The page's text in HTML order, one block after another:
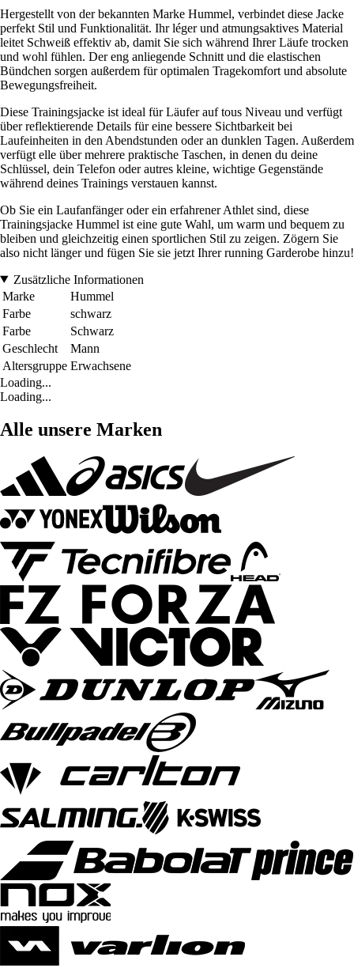
Hergestellt von der bekannten Marke Hummel, verbindet diese Jacke
perfekt Stil und Funktionalität. Ihr léger und atmungsaktives Material
leitet Schweiß effektiv ab, damit Sie sich während Ihrer Läufe trocken
und wohl fühlen. Der eng anliegende Schnitt und die elastischen
Bündchen sorgen außerdem für optimalen Tragekomfort und absolute
Bewegungsfreiheit.
Diese Trainingsjacke ist ideal für Läufer auf tous Niveau und verfügt
über reflektierende Details für eine bessere Sichtbarkeit bei
Laufeinheiten in den Abendstunden oder an dunklen Tagen. Außerdem
verfügt elle über mehrere praktische Taschen, in denen du deine
Schlüssel, dein Telefon oder autres kleine, wichtige Gegenstände
während deines Trainings verstauen kannst.
Ob Sie ein Laufanfänger oder ein erfahrener Athlet sind, diese
Trainingsjacke Hummel ist eine gute Wahl, um warm und bequem zu
bleiben und gleichzeitig einen sportlichen Stil zu zeigen. Zögern Sie
also nicht länger und fügen Sie sie jetzt Ihrer running Garderobe hinzu!
Zusätzliche Informationen
Marke
Hummel
Farbe
schwarz
Farbe
Schwarz
Geschlecht
Mann
Altersgruppe Erwachsene
Loading...
Loading...
Alle unsere Marken